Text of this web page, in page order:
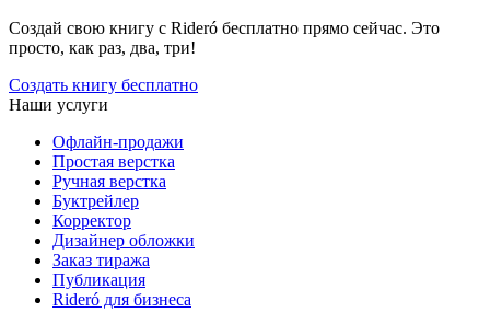
Создай свою книгу с Rideró бесплатно прямо сейчас. Это
просто, как раз, два, три!
Создать книгу бесплатно
Наши услуги
Офлайн-продажи
Простая верстка
Ручная верстка
Буктрейлер
Корректор
Дизайнер обложки
Заказ тиража
Публикация
Rideró для бизнеса